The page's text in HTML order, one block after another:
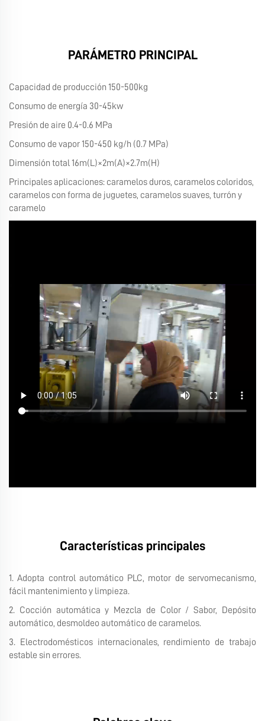
PARÁMETRO PRINCIPAL
Capacidad de producción 150-500kg
Consumo de energía 30-45kw
Presión de aire 0.4-0.6 MPa
Consumo de vapor 150-450 kg/h (0.7 MPa)
Dimensión total 16m(L)×2m(A)×2.7m(H)
Principales aplicaciones: caramelos duros, caramelos coloridos,
caramelos con forma de juguetes, caramelos suaves, turrón y
caramelo
Características principales
1. Adopta control automático PLC, motor de servomecanismo,
fácil mantenimiento y limpieza.
2. Cocción automática y Mezcla de Color / Sabor, Depósito
automático, desmoldeo automático de caramelos.
3. Electrodomésticos internacionales, rendimiento de trabajo
estable sin errores.